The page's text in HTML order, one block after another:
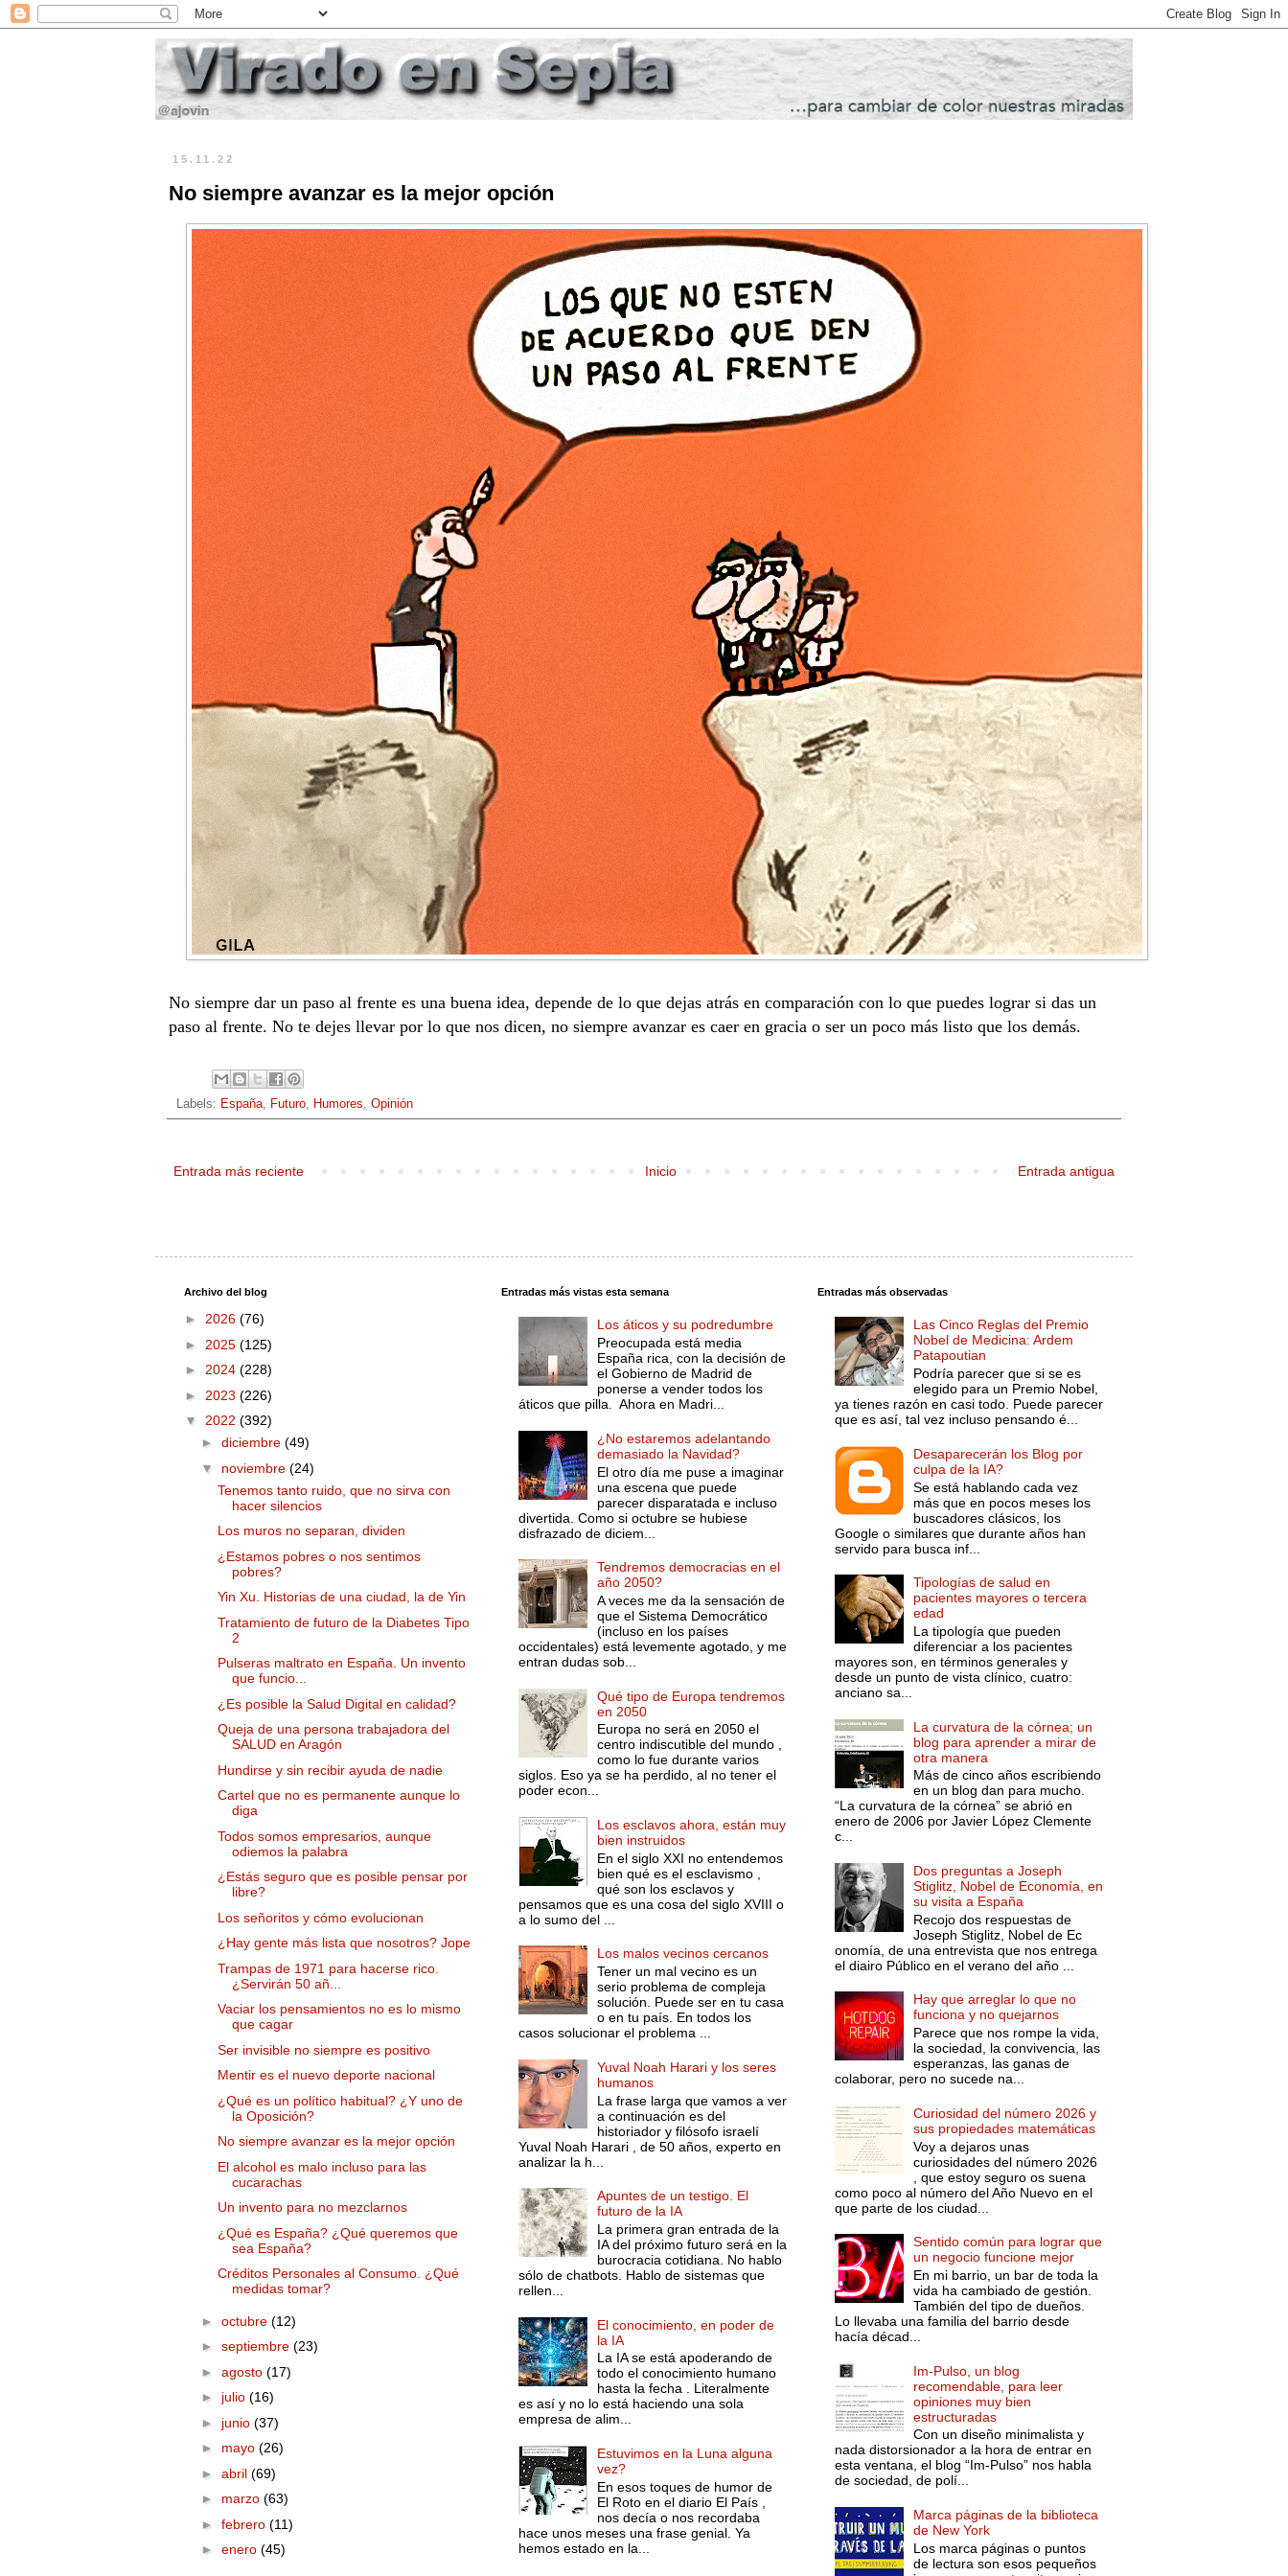
15.11.22
No siempre avanzar es la mejor opción
No siempre dar un paso al frente es una buena idea, depende de lo que dejas atrás en comparación con lo que puedes lograr si das un
paso al frente. No te dejes llevar por lo que nos dicen, no siempre avanzar es caer en gracia o ser un poco más listo que los demás.
Labels: España Futuro Humores Opinión
Entrada más reciente Entrada antigua
Inicio
Archivo del blog
► 2026 (76)
► 2025 (125)
► 2024 (228)
► 2023 (226)
▼ 2022 (392)
► diciembre (49)
▼ noviembre (24)
Tenemos tanto ruido, que no sirva con
hacer silencios
Los muros no separan, dividen
¿Estamos pobres o nos sentimos
pobres?
Yin Xu. Historias de una ciudad, la de Yin
Tratamiento de futuro de la Diabetes Tipo
2
Pulseras maltrato en España. Un invento
que funcio...
¿Es posible la Salud Digital en calidad?
Queja de una persona trabajadora del
SALUD en Aragón
Hundirse y sin recibir ayuda de nadie
Cartel que no es permanente aunque lo
diga
Todos somos empresarios, aunque
odiemos la palabra
¿Estás seguro que es posible pensar por
libre?
Los señoritos y cómo evolucionan
¿Hay gente más lista que nosotros? Jope
Trampas de 1971 para hacerse rico.
¿Servirán 50 añ...
Vaciar los pensamientos no es lo mismo
que cagar
Ser invisible no siempre es positivo
Mentir es el nuevo deporte nacional
¿Qué es un político habitual? ¿Y uno de
la Oposición?
No siempre avanzar es la mejor opción
El alcohol es malo incluso para las
cucarachas
Un invento para no mezclarnos
¿Qué es España? ¿Qué queremos que
sea España?
Créditos Personales al Consumo. ¿Qué
medidas tomar?
► octubre (12)
► septiembre (23)
► agosto (17)
► julio (16)
► junio (37)
► mayo (26)
► abril (69)
► marzo (63)
► febrero (11)
► enero (45)
Entradas más vistas esta semana
Los áticos y su podredumbre
Preocupada está media
España rica, con la decisión de
el Gobierno de Madrid de
ponerse a vender todos los
áticos que pilla. Ahora en Madri...
¿No estaremos adelantando
demasiado la Navidad?
El otro día me puse a imaginar
una escena que puede
parecer disparatada e incluso
divertida. Como si octubre se hubiese
disfrazado de diciem...
Tendremos democracias en el
año 2050?
A veces me da la sensación de
que el Sistema Democrático
(incluso en los países
occidentales) está levemente agotado, y me
entran dudas sob...
Qué tipo de Europa tendremos
en 2050
Europa no será en 2050 el
centro indiscutible del mundo ,
como lo fue durante varios
siglos. Eso ya se ha perdido, al no tener el
poder econ...
Los esclavos ahora, están muy
bien instruidos
En el siglo XXI no entendemos
bien qué es el esclavismo ,
qué son los esclavos y
pensamos que es una cosa del siglo XVIII o
a lo sumo del ...
Los malos vecinos cercanos
Tener un mal vecino es un
serio problema de compleja
solución. Puede ser en tu casa
o en tu país. En todos los
casos solucionar el problema ...
Yuval Noah Harari y los seres
humanos
La frase larga que vamos a ver
a continuación es del
historiador y filósofo israelí
Yuval Noah Harari , de 50 años, experto en
analizar la h...
Apuntes de un testigo. El
futuro de la IA
La primera gran entrada de la
IA del próximo futuro será en la
burocracia cotidiana. No hablo
sólo de chatbots. Hablo de sistemas que
rellen...
El conocimiento, en poder de
la IA
La IA se está apoderando de
todo el conocimiento humano
hasta la fecha . Literalmente
es así y no lo está haciendo una sola
empresa de alim...
Estuvimos en la Luna alguna
vez?
En esos toques de humor de
El Roto en el diario El País ,
nos decía o nos recordaba
hace unos meses una frase genial. Ya
hemos estado en la...
Entradas más observadas
Las Cinco Reglas del Premio
Nobel de Medicina: Ardem
Patapoutian
Podría parecer que si se es
elegido para un Premio Nobel,
ya tienes razón en casi todo. Puede parecer
que es así, tal vez incluso pensando é...
Desaparecerán los Blog por
culpa de la IA?
Se está hablando cada vez
más que en pocos meses los
buscadores clásicos, los
Google o similares que durante años han
servido para busca inf...
Tipologías de salud en
pacientes mayores o tercera
edad
La tipología que pueden
diferenciar a los pacientes
mayores son, en términos generales y
desde un punto de vista clínico, cuatro:
anciano sa...
La curvatura de la córnea; un
blog para aprender a mirar de
otra manera
Más de cinco años escribiendo
en un blog dan para mucho.
“La curvatura de la córnea” se abrió en
enero de 2006 por Javier López Clemente
c...
Dos preguntas a Joseph
Stiglitz, Nobel de Economía, en
su visita a España
Recojo dos respuestas de
Joseph Stiglitz, Nobel de Ec
onomía, de una entrevista que nos entrega
el diairo Público en el verano del año ...
Hay que arreglar lo que no
funciona y no quejarnos
Parece que nos rompe la vida,
la sociedad, la convivencia, las
esperanzas, las ganas de
colaborar, pero no sucede na...
Curiosidad del número 2026 y
sus propiedades matemáticas
Voy a dejaros unas
curiosidades del número 2026
, que estoy seguro os suena
como poco al número del Año Nuevo en el
que parte de los ciudad...
Sentido común para lograr que
un negocio funcione mejor
En mi barrio, un bar de toda la
vida ha cambiado de gestión.
También del tipo de dueños.
Lo llevaba una familia del barrio desde
hacía décad...
Im-Pulso, un blog
recomendable, para leer
opiniones muy bien
estructuradas
Con un diseño minimalista y
nada distorsionador a la hora de entrar en
esta ventana, el blog “Im-Pulso” nos habla
de sociedad, de polí...
Marca páginas de la biblioteca
de New York
Los marca páginas o puntos
de lectura son esos pequeños